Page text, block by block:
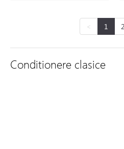
< 1 2
Conditionere clasice